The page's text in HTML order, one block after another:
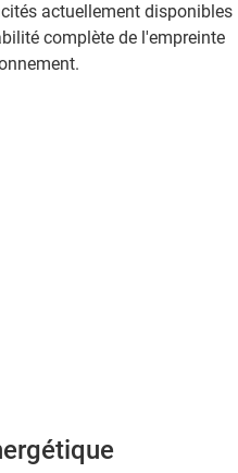
actuellement disponibles
complète de l'empreinte